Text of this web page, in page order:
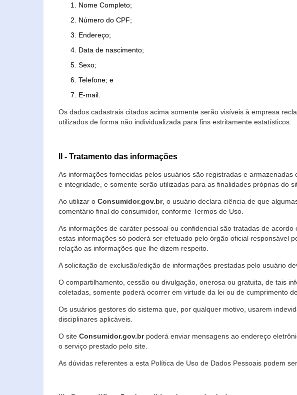
Nome Completo;
Número do CPF;
Endereço;
Data de nascimento;
Sexo;
Telefone; e
E-mail.
Os dados cadastrais citados acima somente serão visíveis à empresa
utilizados de forma não individualizada para fins estritamente estatísticos.
II - Tratamento das informações
As informações fornecidas pelos usuários são registradas e
e integridade, e somente serão utilizadas para as finalidades próprias do
Ao utilizar o Consumidor.gov.br, o usuário declara ciência de que
comentário final do consumidor, conforme Termos de Uso.
As informações de caráter pessoal ou confidencial são tratadas de
estas informações só poderá ser efetuado pelo órgão oficial responsável
relação as informações que lhe dizem respeito.
A solicitação de exclusão/edição de informações prestadas pelo usuário
O compartilhamento, cessão ou divulgação, onerosa ou gratuita, de tais
coletadas, somente poderá ocorrer em virtude da lei ou de cumprimento
Os usuários gestores do sistema que, por qualquer motivo, usarem
disciplinares aplicáveis.
O site Consumidor.gov.brpoderá enviar mensagens ao endereço
o serviço prestado pelo site.
As dúvidas referentes a esta Política de Uso de Dados Pessoais podem